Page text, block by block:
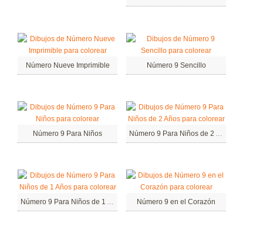
Número Nueve Imprimible Número 9 Sencillo
Número 9 Para Niños Número 9 Para Niños de 2 Años
Número 9 Para Niños de 1 Años Número 9 en el Corazón